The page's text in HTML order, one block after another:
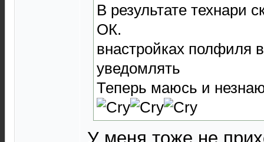
В результате технари
ОК.
внастройках полфиля
уведомлять
Теперь маюсь и